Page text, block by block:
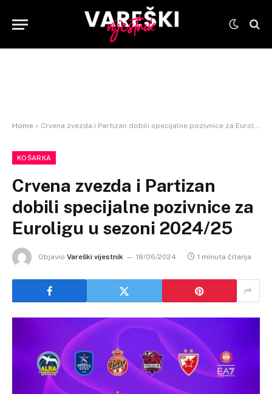
Home » Crvena zvezda i Partizan dobili specijalne pozivnice za Euroligu u sezoni 2024/25
KOŠARKA
Crvena zvezda i Partizan
dobili specijalne pozivnice za
Euroligu u sezoni 2024/25
Objavio Vareški vijestnik 18/06/2024 1 minuta čitanja